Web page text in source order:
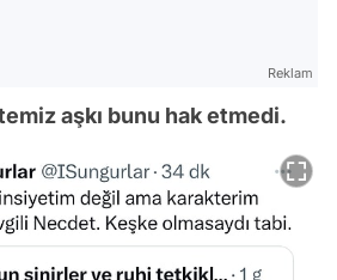
Reklam
aşkı bunu hak etmedi.